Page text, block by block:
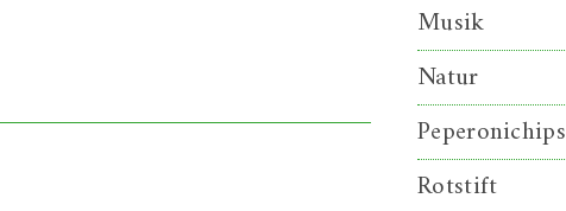
Musik
Natur
Peperonichips
Rotstift